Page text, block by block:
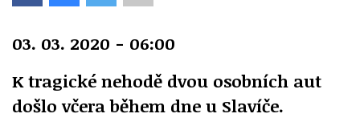
03. 03. 2020 - 06:00
K tragické nehodě dvou osobních aut
došlo včera během dne u Slavíče.